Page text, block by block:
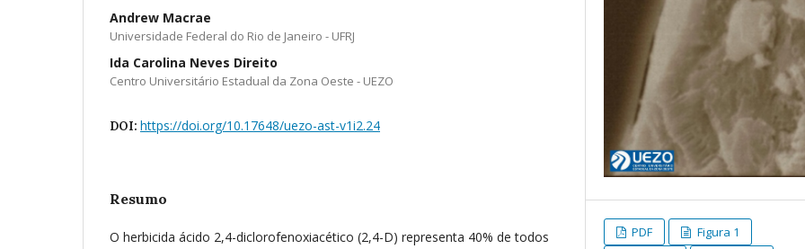
Andrew Macrae
Universidade Federal do Rio de Janeiro - UFRJ
Ida Carolina Neves Direito
Centro Universitário Estadual da Zona Oeste - UEZO
DOI: https://doi.org/10.17648/uezo-ast-v1i2.24
Resumo
O herbicida ácido 2,4-diclorofenoxiacético (2,4-D) representa 40% de todos
PDF
Figura 1